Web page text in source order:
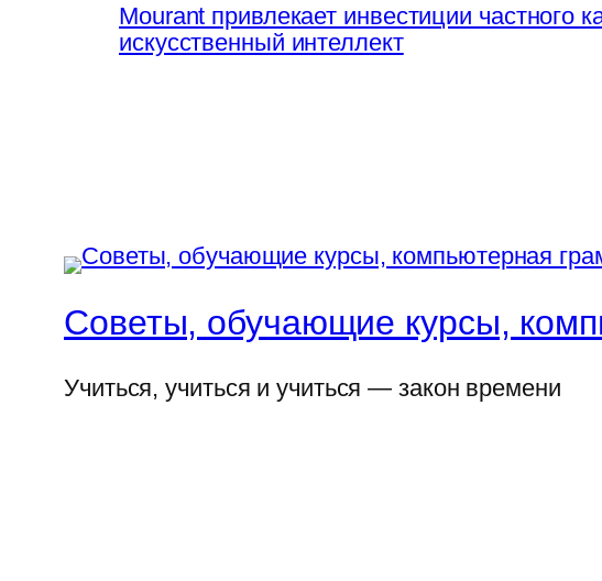
Mourant привлекает инвестиции частного
искусственный интеллект
Советы, обучающие курсы,
Учиться, учиться и учиться — закон времени